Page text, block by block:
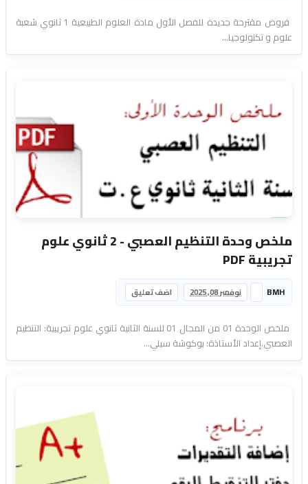
فروض مقترحة جديدة للفصل الأول مادة العلوم الطبيعية 1 ثانوي شعبة
علوم و تكنولوجيا...
ملخص وحدة التنظيم العصبي - 2 ثانوي علوم
تجريبية PDF
BMH نوفمبر 08, 2025 اضف تعليق
ملخص الوحدة 01 من المجال 01 للسنة الثانية ثانوي علوم تجريبية: التنظيم
العصبي.إعداد الأستاذة: بوكوشة سيلي...